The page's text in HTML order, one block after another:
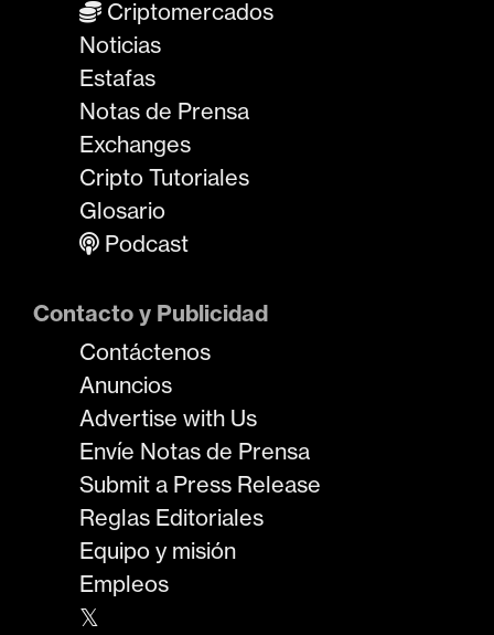
Criptomercados
Noticias
Estafas
Notas de Prensa
Exchanges
Cripto Tutoriales
Glosario
Podcast
Contacto y Publicidad
Contáctenos
Anuncios
Advertise with Us
Envíe Notas de Prensa
Submit a Press Release
Reglas Editoriales
Equipo y misión
Empleos
𝕏